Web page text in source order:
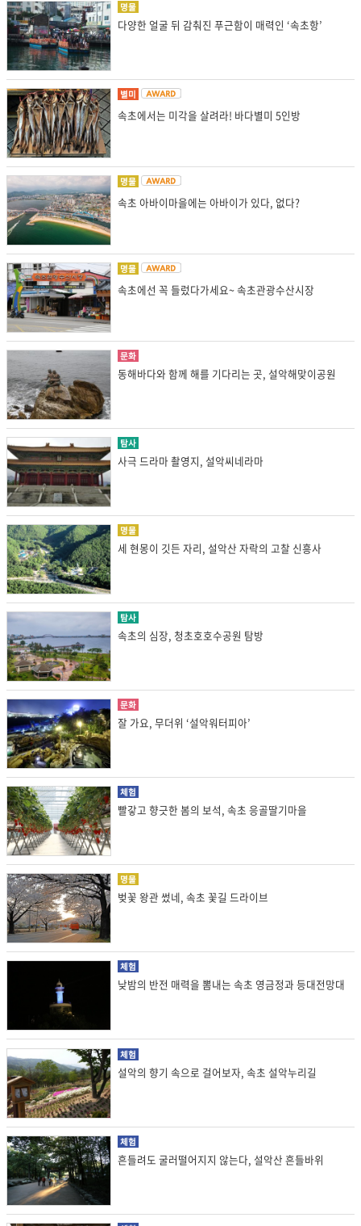
명물
다양한 얼굴 뒤 감춰진 푸근함이 매력인 ‘속초항’
별미
속초에서는 미각을 살려라! 바다별미 5인방
명물
속초 아바이마을에는 아바이가 있다, 없다?
명물
속초에선 꼭 들렀다가세요~ 속초관광수산시장
문화
동해바다와 함께 해를 기다리는 곳, 설악해맞이공원
탐사
사극 드라마 촬영지, 설악씨네라마
명물
세 현몽이 깃든 자리, 설악산 자락의 고찰 신흥사
탐사
속초의 심장, 청초호호수공원 탐방
문화
잘 가요, 무더위 ‘설악워터피아’
체험
빨갛고 향긋한 봄의 보석, 속초 응골딸기마을
명물
벚꽃 왕관 썼네, 속초 꽃길 드라이브
체험
낮밤의 반전 매력을 뽐내는 속초 영금정과 등대전망대
체험
설악의 향기 속으로 걸어보자, 속초 설악누리길
체험
흔들려도 굴러떨어지지 않는다, 설악산 흔들바위